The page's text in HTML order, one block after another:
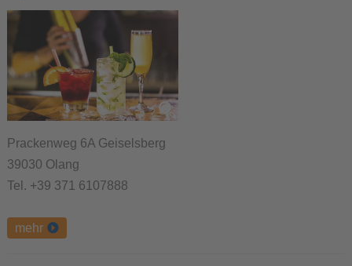
Prackenweg 6A Geiselsberg
39030 Olang
Tel. +39 371 6107888
mehr